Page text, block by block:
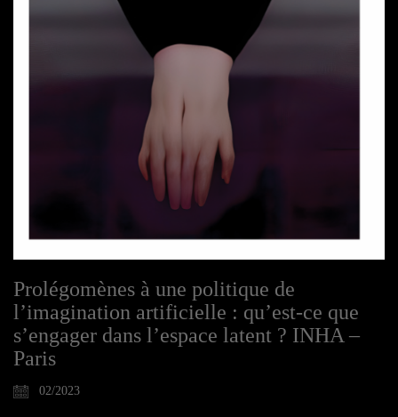
Prolégomènes à une politique de
l’imagination artificielle : qu’est-ce que
s’engager dans l’espace latent ? INHA –
Paris
02/2023